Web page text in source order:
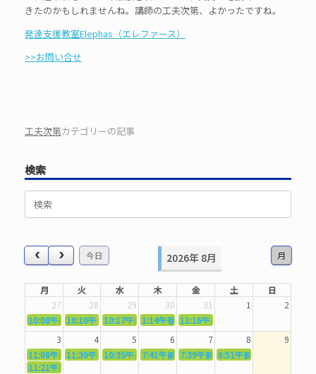
きたのかもしれませんね。講師の工夫次第、よかったですね。
発達支援教室Elephas（エレファース）
>>お問い合せ
工夫次第カテゴリーの記事
検索
今日 月
2026年 8月
月 火 水 木 金 土
日
27
28 29 30 31 1
2
10:08午前
5362．～国語力を〜
10:10午前5363．～自信を〜
10:17午前 5364．～信じて待つ〜
1:14午後 5365．～計画的に〜
11:16午前
3
4 5 6 7 8
9
11:08午前
5367．～機能を育てる〜
11:30午前5369．～歌唱造形〜
10:35午前 5370．～バランスを〜
7:41午前 5371．～漢字学習〜
7:39午前 5372．～一歩引く〜
6:51午前
11:21午前